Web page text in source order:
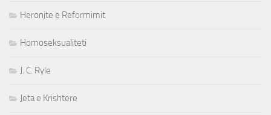
Heronjte e Reformimit
Homoseksualiteti
J. C. Ryle
Jeta e Krishtere